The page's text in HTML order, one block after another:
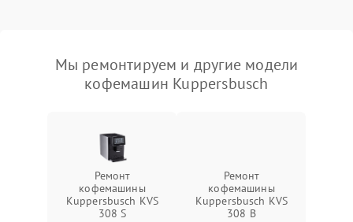
Мы ремонтируем и другие модели
кофемашин Kuppersbusch
Ремонт
кофемашины
Kuppersbusch KVS
308 S
Ремонт
кофемашины
Kuppersbusch KVS
308 B